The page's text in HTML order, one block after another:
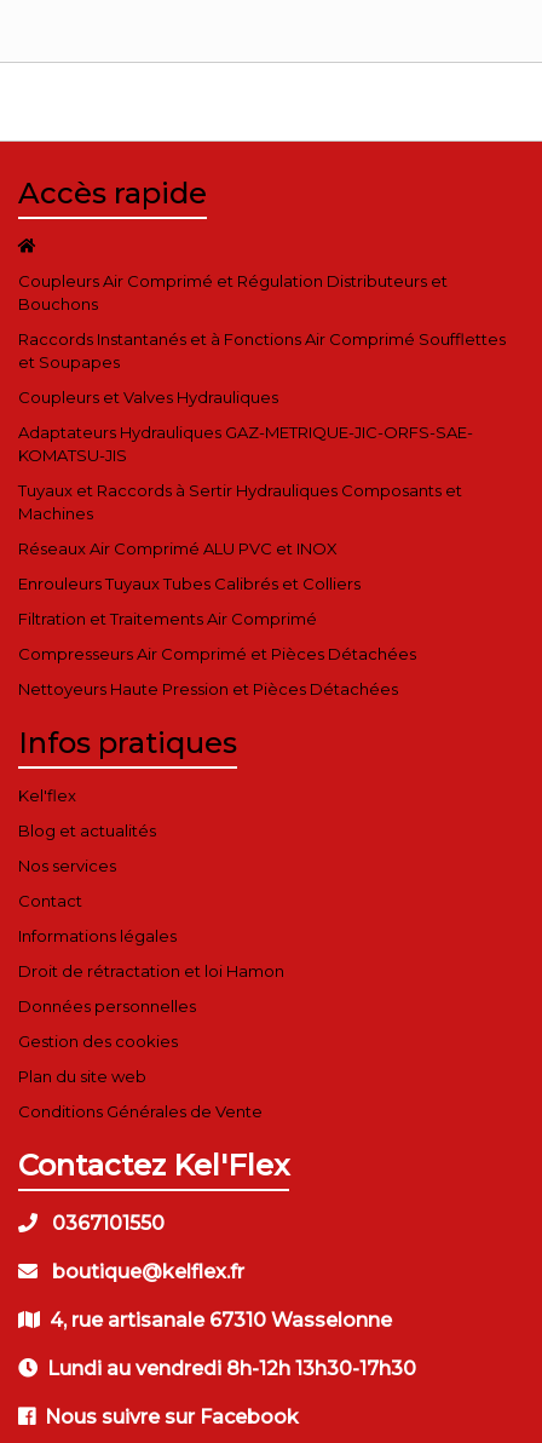
Accès rapide
Coupleurs Air Comprimé et Régulation Distributeurs et
Bouchons
Raccords Instantanés et à Fonctions Air Comprimé Soufflettes
et Soupapes
Coupleurs et Valves Hydrauliques
Adaptateurs Hydrauliques GAZ-METRIQUE-JIC-ORFS-SAE-
KOMATSU-JIS
Tuyaux et Raccords à Sertir Hydrauliques Composants et
Machines
Réseaux Air Comprimé ALU PVC et INOX
Enrouleurs Tuyaux Tubes Calibrés et Colliers
Filtration et Traitements Air Comprimé
Compresseurs Air Comprimé et Pièces Détachées
Nettoyeurs Haute Pression et Pièces Détachées
Infos pratiques
Kel'flex
Blog et actualités
Nos services
Contact
Informations légales
Droit de rétractation et loi Hamon
Données personnelles
Gestion des cookies
Plan du site web
Conditions Générales de Vente
Contactez Kel'Flex
0367101550
boutique@kelflex.fr
4, rue artisanale 67310 Wasselonne
Lundi au vendredi 8h-12h 13h30-17h30
Nous suivre sur Facebook